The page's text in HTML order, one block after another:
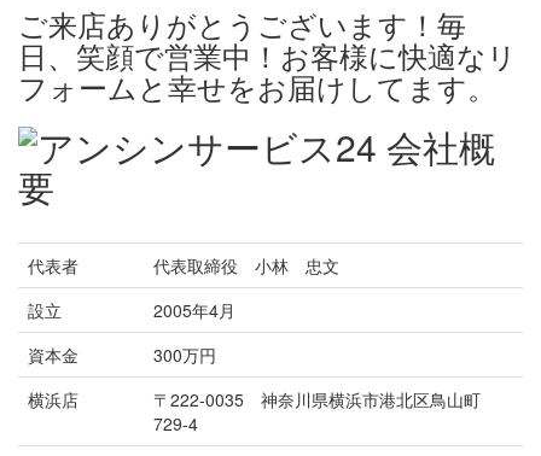
ご来店ありがとうございます！毎
日、笑顔で営業中！お客様に快適なリ
フォームと幸せをお届けしてます。
代表者
代表取締役 小林 忠文
設立
2005年4月
資本金
300万円
横浜店
〒222-0035 神奈川県横浜市港北区鳥山町
729-4